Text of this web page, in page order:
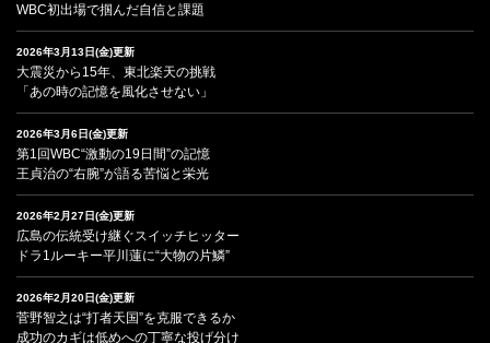
WBC初出場で掴んだ自信と課題
2026年3月13日(金)更新
大震災から15年、東北楽天の挑戦
「あの時の記憶を風化させない」
2026年3月6日(金)更新
第1回WBC“激動の19日間”の記憶
王貞治の“右腕”が語る苦悩と栄光
2026年2月27日(金)更新
広島の伝統受け継ぐスイッチヒッター
ドラ1ルーキー平川蓮に“大物の片鱗”
2026年2月20日(金)更新
菅野智之は“打者天国”を克服できるか
成功のカギは低めへの丁寧な投げ分け